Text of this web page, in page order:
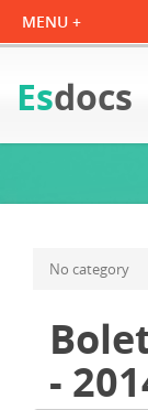
Esdocs
No category
-